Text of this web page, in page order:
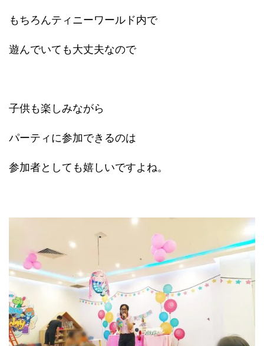
もちろんティニーワールド内で
遊んでいても大丈夫なので
子供も楽しみながら
パーティに参加できるのは
参加者としても嬉しいですよね。